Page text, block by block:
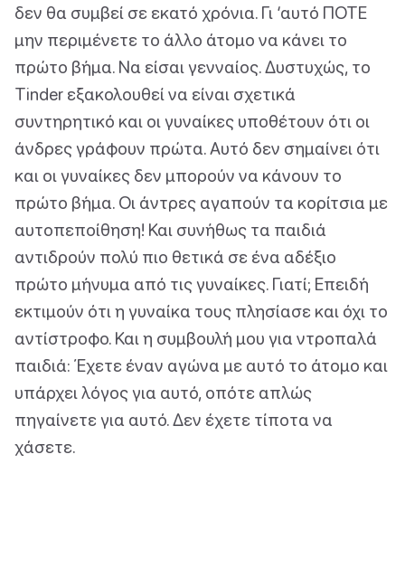
δεν θα συμβεί σε εκατό χρόνια. Γι ‘αυτό ΠΟΤΕ
μην περιμένετε το άλλο άτομο να κάνει το
πρώτο βήμα. Να είσαι γενναίος. Δυστυχώς, το
Tinder εξακολουθεί να είναι σχετικά
συντηρητικό και οι γυναίκες υποθέτουν ότι οι
άνδρες γράφουν πρώτα. Αυτό δεν σημαίνει ότι
και οι γυναίκες δεν μπορούν να κάνουν το
πρώτο βήμα. Οι άντρες αγαπούν τα κορίτσια με
αυτοπεποίθηση! Και συνήθως τα παιδιά
αντιδρούν πολύ πιο θετικά σε ένα αδέξιο
πρώτο μήνυμα από τις γυναίκες. Γιατί; Επειδή
εκτιμούν ότι η γυναίκα τους πλησίασε και όχι το
αντίστροφο. Και η συμβουλή μου για ντροπαλά
παιδιά: Έχετε έναν αγώνα με αυτό το άτομο και
υπάρχει λόγος για αυτό, οπότε απλώς
πηγαίνετε για αυτό. Δεν έχετε τίποτα να
χάσετε.